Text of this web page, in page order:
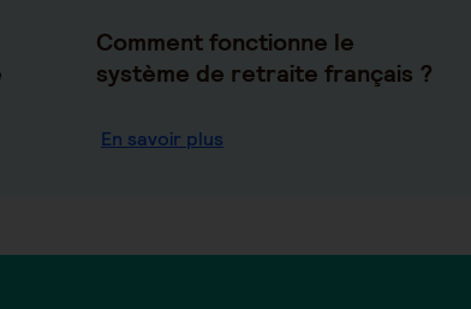
Comment fonctionne le
système de retraite français ?
En savoir plus